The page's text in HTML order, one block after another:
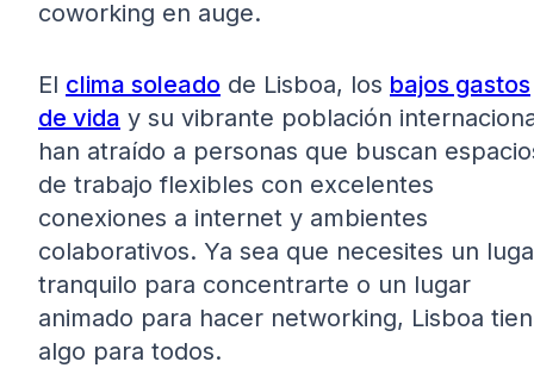
coworking en auge.
El clima soleado de Lisboa, los bajos gastos
de vida y su vibrante población
han atraído a personas que buscan
de trabajo flexibles con excelentes
conexiones a internet y ambientes
colaborativos. Ya sea que necesites un
tranquilo para concentrarte o un lugar
animado para hacer networking, Lisboa
algo para todos.